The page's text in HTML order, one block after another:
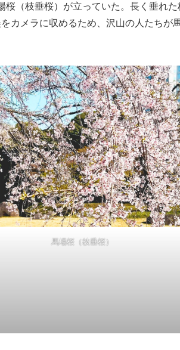
（枝垂桜）が立っていた。長く垂れた
カメラに収めるため、沢山の人たちが
馬場桜（枝垂桜）